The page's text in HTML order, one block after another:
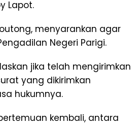
Lapot.
menyarankan agar
Negeri Parigi.
jika telah mengirimkan
yang dikirimkan
hukumnya.
kembali, antara